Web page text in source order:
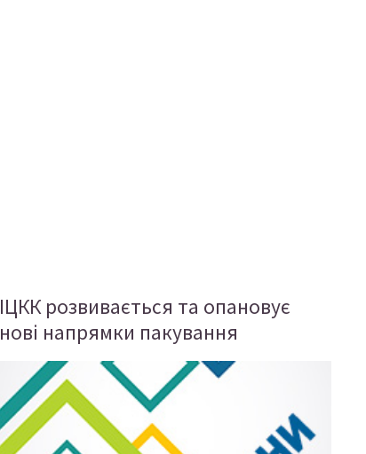
ІЦКК розвивається та опановує
нові напрямки пакування